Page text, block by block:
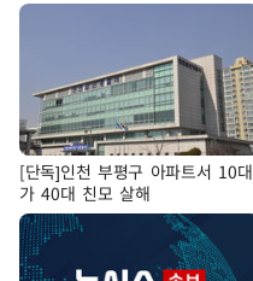
[단독]인천 부평구 아파트서 10대
가 40대 친모 살해